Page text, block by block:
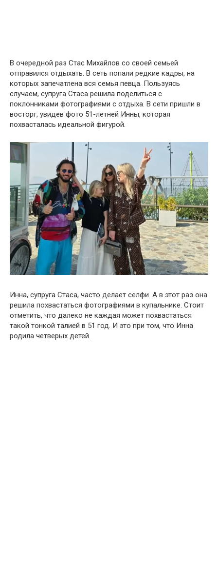
В очередной раз Стас Михайлов со своей семьей
отправился отдыхать. В сеть попали редкие кадры, на
которых запечатлена вся семья певца. Пользуясь
случаем, супруга Стаса решила поделиться с
поклонниками фотографиями с отдыха. В сети пришли в
восторг, увидев фото 51-летней Инны, которая
похвасталась идеальной фигурой.
Инна, супруга Стаса, часто делает селфи. А в этот раз она
решила похвастаться фотографиями в купальнике. Стоит
отметить, что далеко не каждая может похвастаться
такой тонкой талией в 51 год. И это при том, что Инна
родила четверых детей.